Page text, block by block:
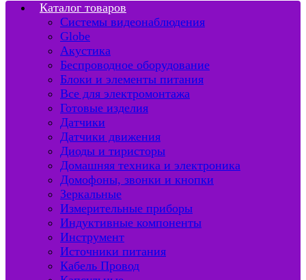
Каталог товаров
Системы видеонаблюдения
Globe
Акустика
Беспроводное оборудование
Блоки и элементы питания
Все для электромонтажа
Готовые изделия
Датчики
Датчики движения
Диоды и тиристоры
Домашняя техника и электроника
Домофоны, звонки и кнопки
Зеркальные
Измерительные приборы
Индуктивные компоненты
Инструмент
Источники питания
Кабель Провод